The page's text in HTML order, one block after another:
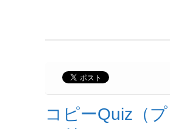
コピーQuiz（